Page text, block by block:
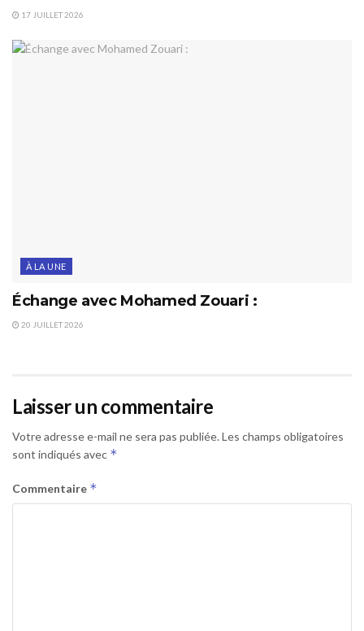
17 JUILLET 2026
À LA UNE
Échange avec Mohamed Zouari :
20 JUILLET 2026
Laisser un commentaire
Votre adresse e-mail ne sera pas publiée. Les champs obligatoires
sont indiqués avec *
Commentaire *